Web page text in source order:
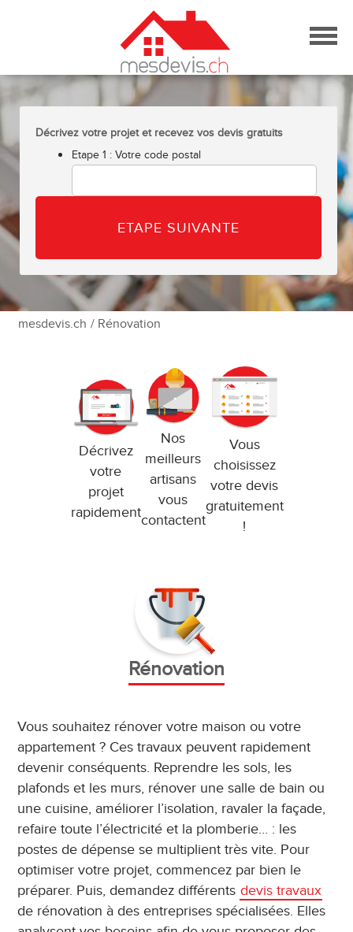
Décrivez votre projet et recevez vos devis gratuits
Etape 1 : Votre code postal
Décrivez
votre
projet
rapidement
Nos
meilleurs
artisans
vous
contactent
Vous
choisissez
votre devis
gratuitement
!
Rénovation
Vous souhaitez rénover votre maison ou votre
appartement ? Ces travaux peuvent rapidement
devenir conséquents. Reprendre les sols, les
plafonds et les murs, rénover une salle de bain ou
une cuisine, améliorer l’isolation, ravaler la façade,
refaire toute l’électricité et la plomberie… : les
postes de dépense se multiplient très vite. Pour
optimiser votre projet, commencez par bien le
préparer. Puis, demandez différents devis travaux
de rénovation à des entreprises spécialisées. Elles
mesdevis.ch / Rénovation